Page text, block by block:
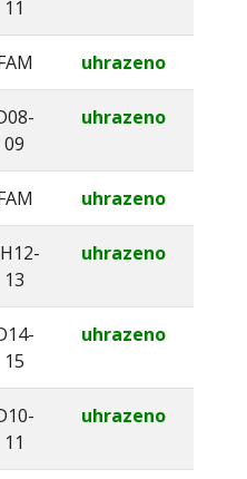
11
uhrazeno
09
uhrazeno
uhrazeno
13
uhrazeno
15
uhrazeno
11
uhrazeno